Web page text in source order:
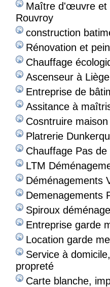
Maître d'œuvre et
Rouvroy
construction
Rénovation et
Chauffage
Ascenseur à Liège
Entreprise de
Assitance à
Cosntruire
Platrerie
Chauffage Pas de
LTM
Déménagements
Demenagements
Spiroux
Entreprise garde
Location garde
Service à
propreté
Carte blanche,